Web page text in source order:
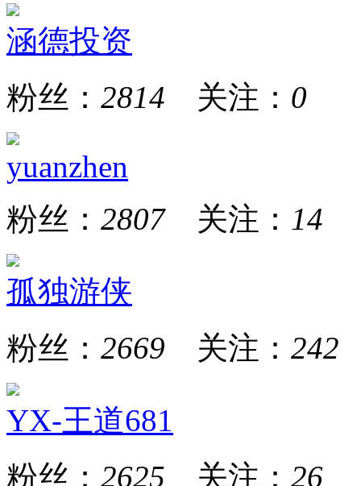
涵德投资
粉丝： 2814 关注： 0
yuanzhen
粉丝： 2807关注： 14
孤独游侠
粉丝： 2669 关注： 242
YX-王道681
粉丝： 2625 关注： 26